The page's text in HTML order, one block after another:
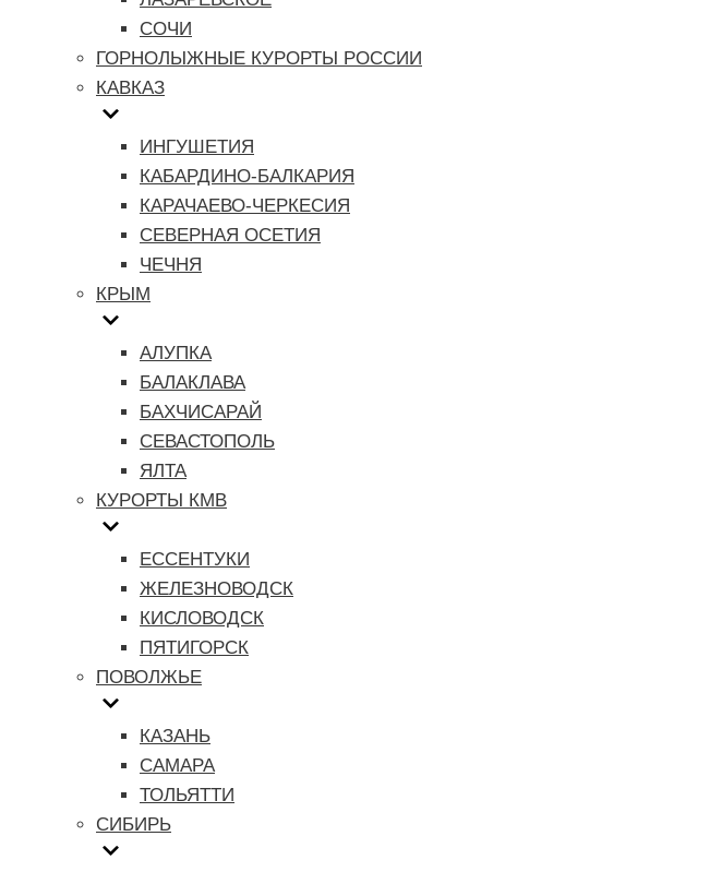
СОЧИ
ГОРНОЛЫЖНЫЕ КУРОРТЫ РОССИИ
КАВКАЗ
ИНГУШЕТИЯ
КАБАРДИНО-БАЛКАРИЯ
КАРАЧАЕВО-ЧЕРКЕСИЯ
СЕВЕРНАЯ ОСЕТИЯ
ЧЕЧНЯ
КРЫМ
АЛУПКА
БАЛАКЛАВА
БАХЧИСАРАЙ
СЕВАСТОПОЛЬ
ЯЛТА
КУРОРТЫ КМВ
ЕССЕНТУКИ
ЖЕЛЕЗНОВОДСК
КИСЛОВОДСК
ПЯТИГОРСК
ПОВОЛЖЬЕ
КАЗАНЬ
САМАРА
ТОЛЬЯТТИ
СИБИРЬ